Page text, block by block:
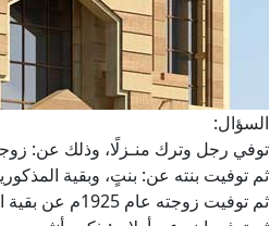
السؤال:
توفي رجل وترك منـزلًا، وذلك عن:
ثم توفيت بنته عن: بنتٍ، وبقية
ثم توفيت زوجته عام 1925م عن بقية المذكورين.